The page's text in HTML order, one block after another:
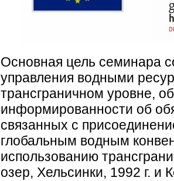
Основная цель семинара
управления водными
трансграничном уровне,
информированности об
связанных с
глобальным водным
использованию
озер, Хельсинки, 1992 г. и